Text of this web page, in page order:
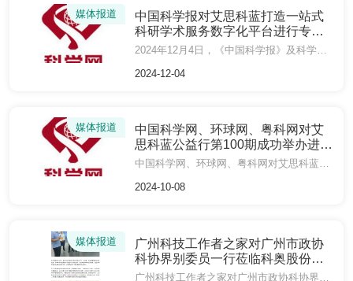
媒体报道
中国科学报对艾思科蓝打造一站式
科研学术服务数字化平台进行专题
报道
2024年12月4日，《中国科学报》及科学网以长篇纪实《AiScholar艾思科蓝：打造一站式科研学术服务数字化平台》对艾思科蓝创业发展历程进行专题报道。
2024-12-04
媒体报道
中国科学网、环球网、粤科网对艾
思科蓝公益行第100期成功举办进行
报道
中国科学网、环球网、粤科网对艾思科蓝公益行第100期成功举办进行报道
2024-10-08
媒体报道
广州科技工作者之家对广州市政协
科协界别委员一行莅临科奥股份调
研进行报道